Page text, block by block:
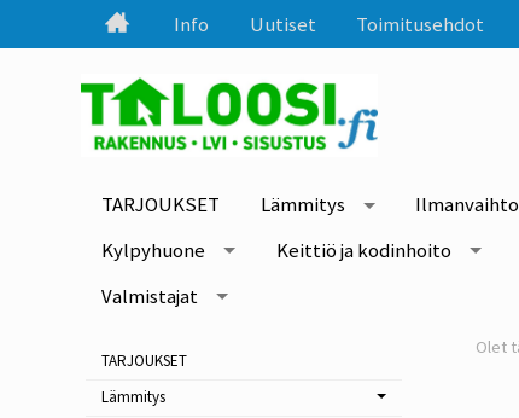
Info Uutiset Toimitusehdot
TARJOUKSET Lämmitys Ilmanvaihto
Kylpyhuone
Keittiö ja kodinhoito
Valmistajat
TARJOUKSET
Lämmitys